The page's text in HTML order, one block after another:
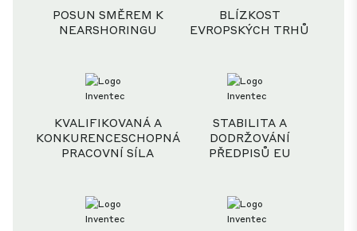
POSUN SMĚREM K
NEARSHORINGU
BLÍZKOST
EVROPSKÝCH TRHŮ
KVALIFIKOVANÁ A
KONKURENCESCHOPNÁ
PRACOVNÍ SÍLA
STABILITA A
DODRŽOVÁNÍ
PŘEDPISŮ EU